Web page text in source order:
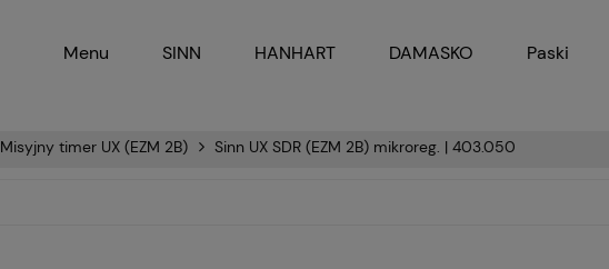
Menu SINN HANHART DAMASKO Paski
Misyjny timer UX (EZM 2B) Sinn UX SDR (EZM 2B) mikroreg. | 403.050